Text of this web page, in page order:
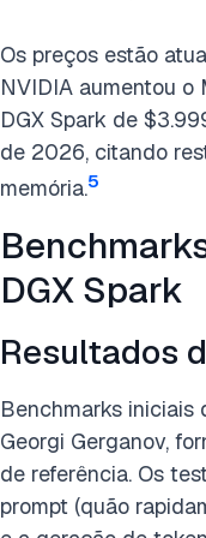
Os preços estão
NVIDIA aumentou o
DGX Spark de
de 2026, citando
memória.5
DGX Spark
Resultados
Benchmarks iniciais
Georgi Gerganov,
de referência. Os
prompt (quão